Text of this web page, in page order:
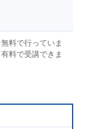
料で行っていま
料で受講できま